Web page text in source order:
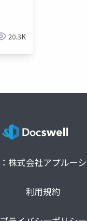
20.3K
株式会社アプルー
利用規約